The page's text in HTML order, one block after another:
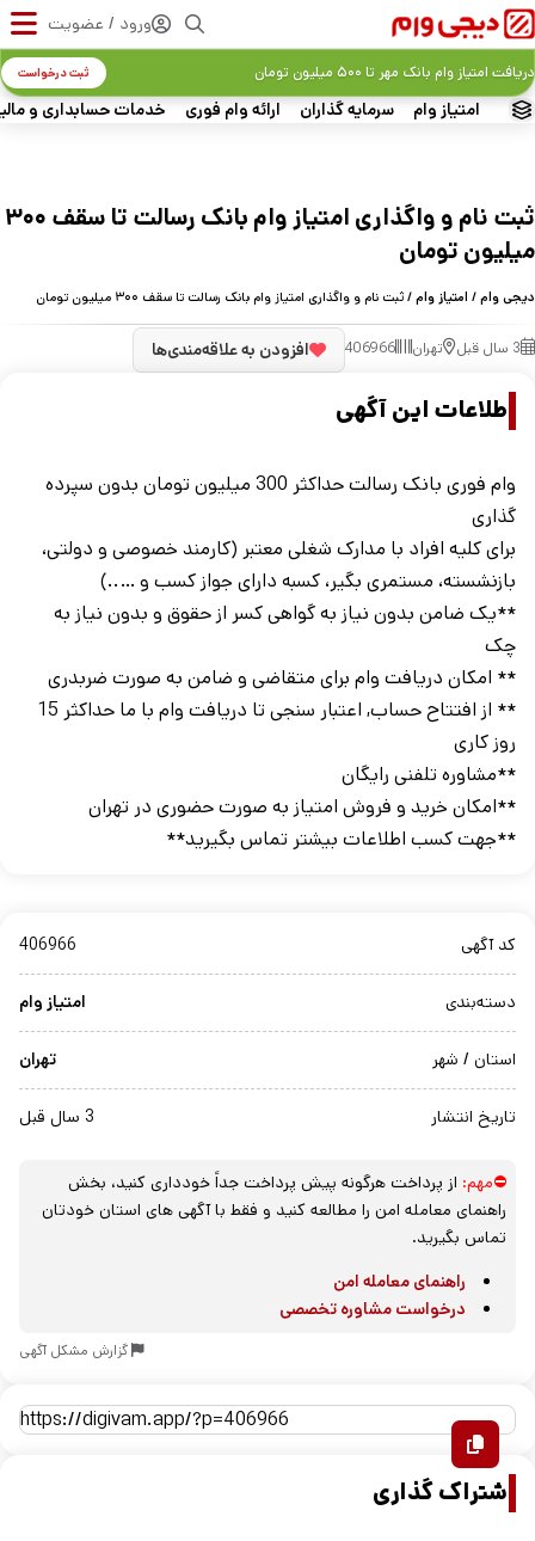
ورود / عضویت
امتیاز وام سرمایه گذاران ارائه وام فوری خدمات حسابداری و
دریافت امتیاز وام بانک مهر تا ۵۰۰ میلیون تومان ثبت درخواست
ثبت نام و واگذاری امتیاز وام بانک رسالت تا سقف ۳۰۰
میلیون تومان
دیجی وام/ امتیاز وام/ ثبت نام و واگذاری امتیاز وام بانک رسالت تا سقف ۳۰۰ میلیون تومان
3 سال قبل تهران 406966 افزودن به علاقه‌مندی‌ها
اطلاعات این آگهی
وام فوری بانک رسالت حداکثر 300 میلیون تومان بدون سپرده
گذاری
برای کلیه افراد با مدارک شغلی معتبر (کارمند خصوصی و دولتی،
بازنشسته، مستمری بگیر، کسبه دارای جواز کسب و …..)
**یک ضامن بدون نیاز به گواهی کسر از حقوق و بدون نیاز به
چک
** امکان دریافت وام برای متقاضی و ضامن به صورت ضربدری
** از افتتاح حساب, اعتبار سنجی تا دریافت وام با ما حداکثر 15
روز کاری
**مشاوره تلفنی رایگان
**امکان خرید و فروش امتیاز به صورت حضوری در تهران
**جهت کسب اطلاعات بیشتر تماس بگیرید**
کد آگهی 406966
دسته‌بندی امتیاز وام
استان / شهر تهران
تاریخ انتشار 3 سال قبل
⛔مهم: از پرداخت هرگونه پیش پرداخت جداً خودداری کنید، بخش
راهنمای معامله امن را مطالعه کنید و فقط با آگهی های استان خودتان
تماس بگیرید.
راهنمای معامله امن
درخواست مشاوره تخصصی
گزارش مشکل آگهی
اشتراک گذاری